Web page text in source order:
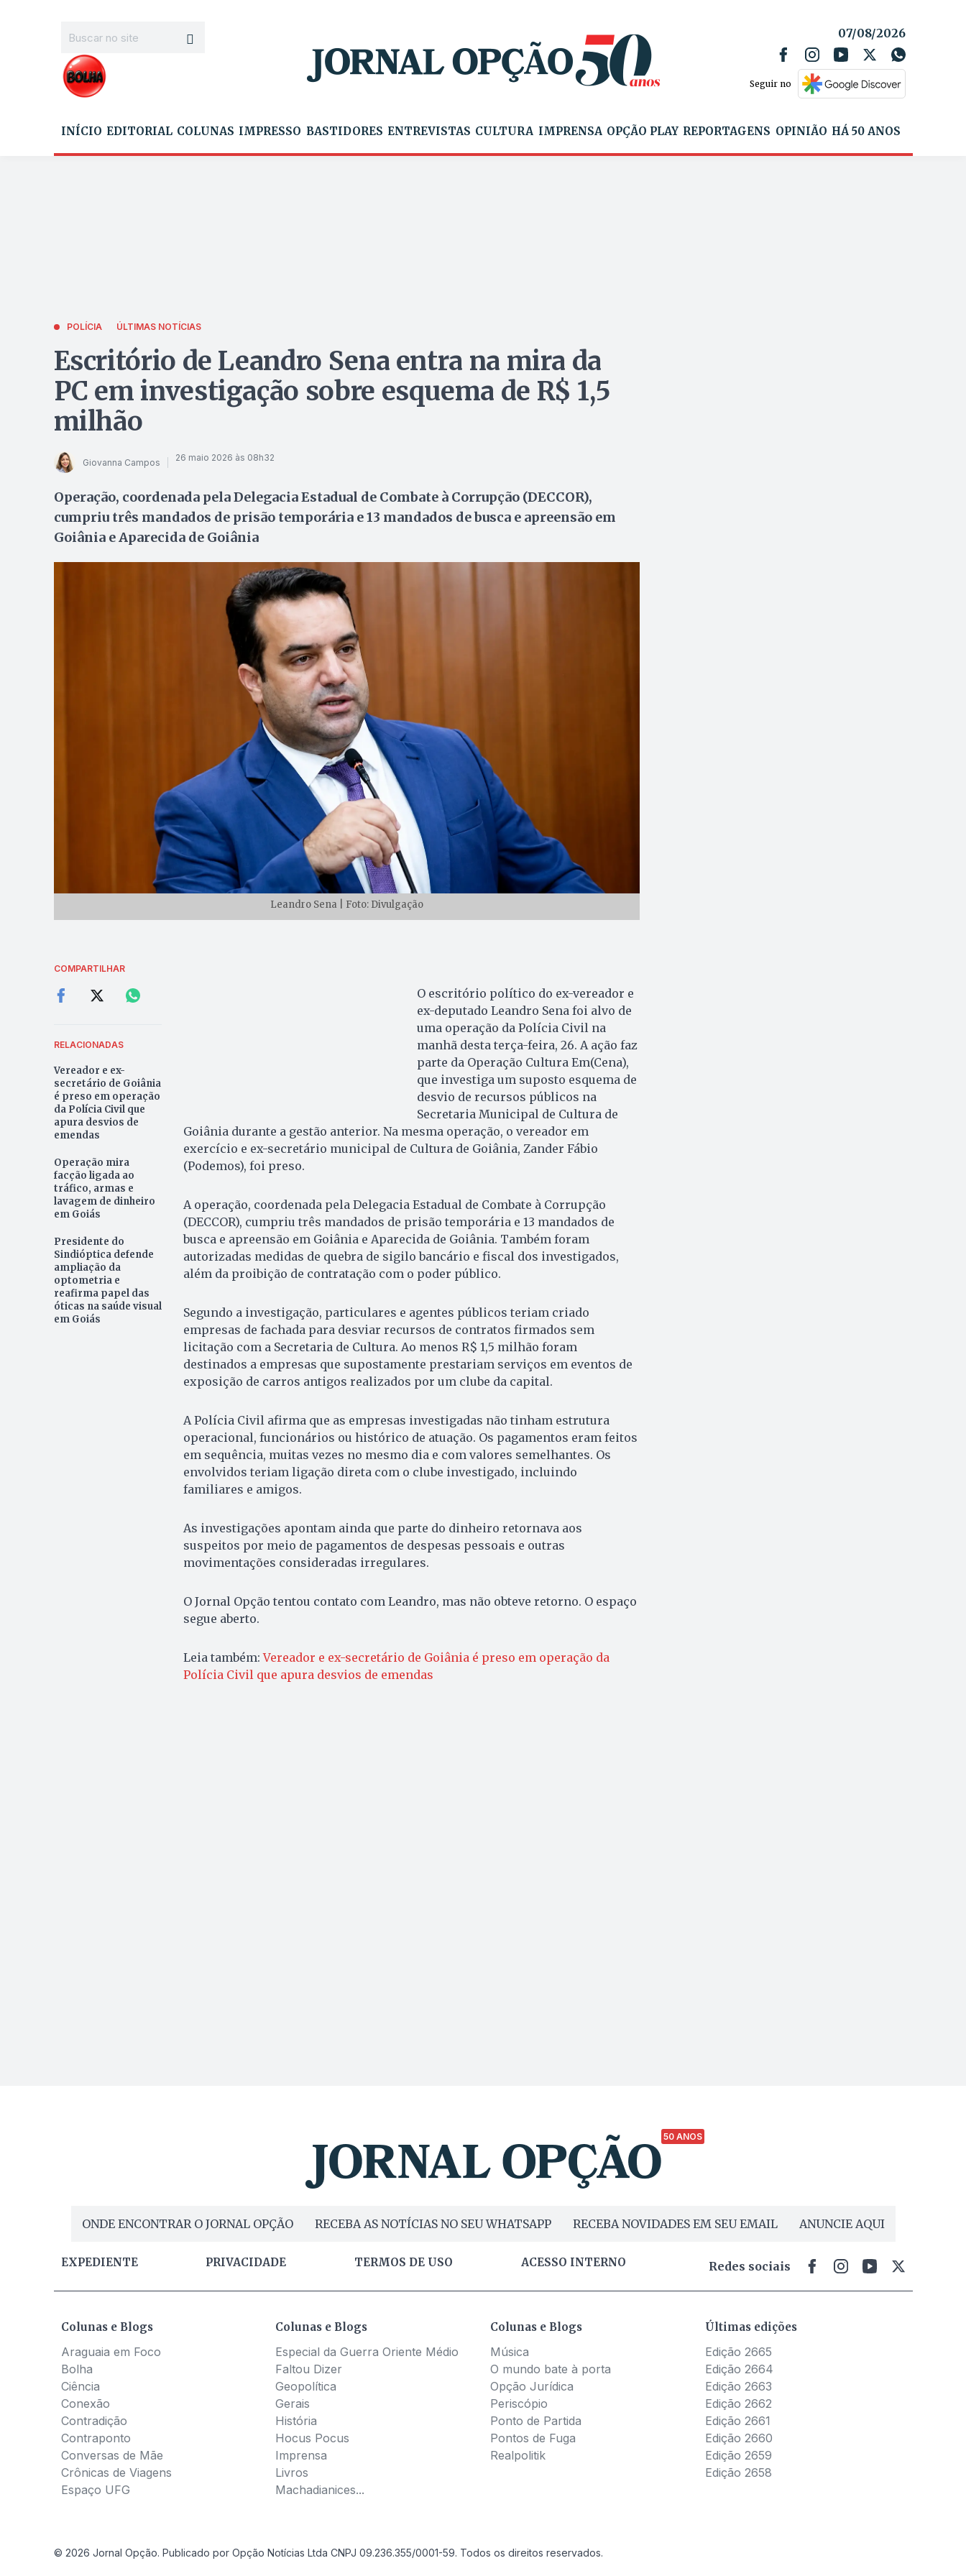
07/08/2026
Seguir no
INÍCIO EDITORIAL COLUNAS IMPRESSO BASTIDORES ENTREVISTAS CULTURA IMPRENSA OPÇÃO PLAY REPORTAGENS OPINIÃO HÁ 50 ANOS
POLÍCIA ÚLTIMAS NOTÍCIAS
Escritório de Leandro Sena entra na mira da
PC em investigação sobre esquema de R$ 1,5
milhão
Giovanna Campos 26 maio 2026 às 08h32
Operação, coordenada pela Delegacia Estadual de Combate à Corrupção (DECCOR),
cumpriu três mandados de prisão temporária e 13 mandados de busca e apreensão em
Goiânia e Aparecida de Goiânia
Leandro Sena | Foto: Divulgação
COMPARTILHAR
RELACIONADAS
Vereador e ex-
secretário de Goiânia
é preso em operação
da Polícia Civil que
apura desvios de
emendas
Operação mira
facção ligada ao
tráfico, armas e
lavagem de dinheiro
em Goiás
Presidente do
Sindióptica defende
ampliação da
optometria e
reafirma papel das
óticas na saúde visual
em Goiás
O escritório político do ex-vereador e
ex-deputado Leandro Sena foi alvo de
uma operação da Polícia Civil na
manhã desta terça-feira, 26. A ação faz
parte da Operação Cultura Em(Cena),
que investiga um suposto esquema de
desvio de recursos públicos na
Secretaria Municipal de Cultura de
Goiânia durante a gestão anterior. Na mesma operação, o vereador em
exercício e ex-secretário municipal de Cultura de Goiânia, Zander Fábio
(Podemos), foi preso.
A operação, coordenada pela Delegacia Estadual de Combate à Corrupção
(DECCOR), cumpriu três mandados de prisão temporária e 13 mandados de
busca e apreensão em Goiânia e Aparecida de Goiânia. Também foram
autorizadas medidas de quebra de sigilo bancário e fiscal dos investigados,
além da proibição de contratação com o poder público.
Segundo a investigação, particulares e agentes públicos teriam criado
empresas de fachada para desviar recursos de contratos firmados sem
licitação com a Secretaria de Cultura. Ao menos R$ 1,5 milhão foram
destinados a empresas que supostamente prestariam serviços em eventos de
exposição de carros antigos realizados por um clube da capital.
A Polícia Civil afirma que as empresas investigadas não tinham estrutura
operacional, funcionários ou histórico de atuação. Os pagamentos eram feitos
em sequência, muitas vezes no mesmo dia e com valores semelhantes. Os
envolvidos teriam ligação direta com o clube investigado, incluindo
familiares e amigos.
As investigações apontam ainda que parte do dinheiro retornava aos
suspeitos por meio de pagamentos de despesas pessoais e outras
movimentações consideradas irregulares.
O Jornal Opção tentou contato com Leandro, mas não obteve retorno. O espaço
segue aberto.
Leia também:Vereador e ex-secretário de Goiânia é preso em operação da
Polícia Civil que apura desvios de emendas
50 ANOS
ONDE ENCONTRAR O JORNAL OPÇÃO RECEBA AS NOTÍCIAS NO SEU WHATSAPP RECEBA NOVIDADES EM SEU EMAIL ANUNCIE AQUI
EXPEDIENTE PRIVACIDADE TERMOS DE USO ACESSO INTERNO Redes sociais
Colunas e Blogs
Araguaia em Foco
Bolha
Ciência
Conexão
Contradição
Contraponto
Conversas de Mãe
Crônicas de Viagens
Espaço UFG
Colunas e Blogs
Especial da Guerra Oriente Médio
Faltou Dizer
Geopolítica
Gerais
História
Hocus Pocus
Imprensa
Livros
Machadianices...
Colunas e Blogs
Música
O mundo bate à porta
Opção Jurídica
Periscópio
Ponto de Partida
Pontos de Fuga
Realpolitik
Últimas edições
Edição 2665
Edição 2664
Edição 2663
Edição 2662
Edição 2661
Edição 2660
Edição 2659
Edição 2658
© 2026 Jornal Opção. Publicado por Opção Notícias Ltda CNPJ 09.236.355/0001-59. Todos os direitos reservados.